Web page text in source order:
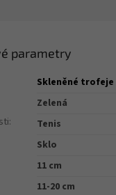
parametry
Skleněné trofeje
Zelená
:
Tenis
Sklo
11 cm
11-20 cm